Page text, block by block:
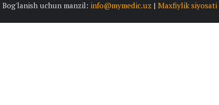
Bog'lanish uchun manzil: info@mymedic.uz | Maxfiylik siyosati